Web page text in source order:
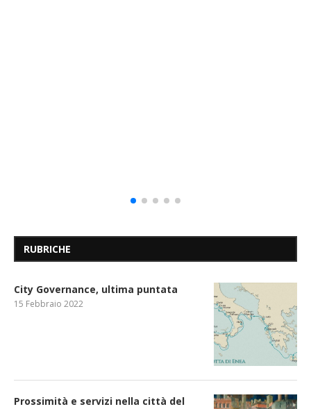
RUBRICHE
City Governance, ultima puntata
15 Febbraio 2022
Prossimità e servizi nella città del